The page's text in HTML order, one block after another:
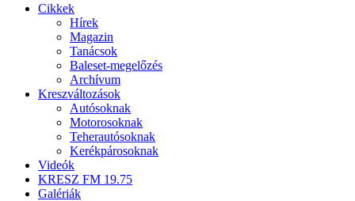
Cikkek
Hírek
Magazin
Tanácsok
Baleset-megelőzés
Archívum
Kreszváltozások
Autósoknak
Motorosoknak
Teherautósoknak
Kerékpárosoknak
Videók
KRESZ FM 19.75
Galériák